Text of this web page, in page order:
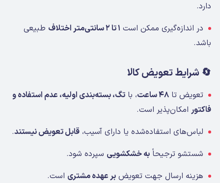
دارد.
در اندازه‌گیری ممکن است ۱ تا ۲ سانتی‌متر اختلاف
طبیعی
باشد.
🔄 شرایط تعویض کالا
تعویض تا ۴۸ ساعت ، با تگ، بسته‌بندی اولیه، عدم استفاده و
فاکتورامکان‌پذیر است.
لباس‌های استفاده‌شده یا دارای آسیب، قابل تعویض نیستند.
شستشو ترجیحاً به خشکشویی سپرده شود.
هزینه ارسال جهت تعویض بر عهده مشتری است.